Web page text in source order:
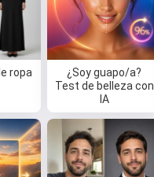
ropa
¿Soy guapo/a?
Test de belleza con
IA